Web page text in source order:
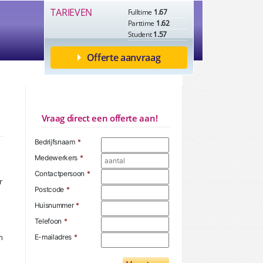
TARIEVEN Fulltime 1.67
Parttime 1.62
Student1.57
Offerte aanvraag
Vraag direct een offerte aan!
Bedrijfsnaam *
Medewerkers *
Contactpersoon *
Postcode *
Huisnummer *
Telefoon *
E-mailadres *